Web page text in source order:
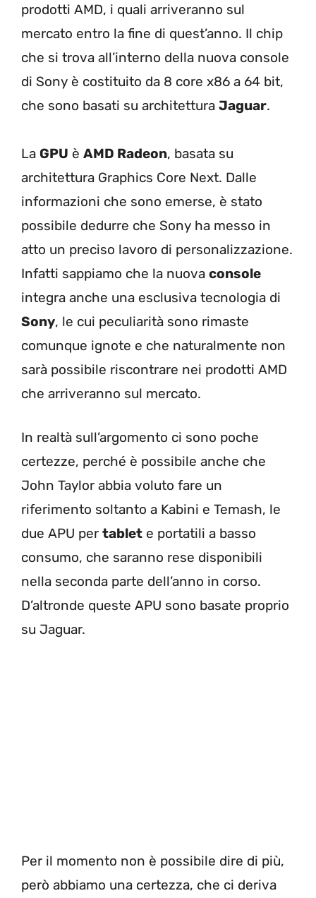
prodotti AMD, i quali arriveranno sul
mercato entro la fine di quest’anno. Il chip
che si trova all’interno della nuova console
di Sony è costituito da 8 core x86 a 64 bit,
che sono basati su architettura Jaguar.
La GPU è AMD Radeon, basata su
architettura Graphics Core Next. Dalle
informazioni che sono emerse, è stato
possibile dedurre che Sony ha messo in
atto un preciso lavoro di personalizzazione.
Infatti sappiamo che la nuova console
integra anche una esclusiva tecnologia di
Sony, le cui peculiarità sono rimaste
comunque ignote e che naturalmente non
sarà possibile riscontrare nei prodotti AMD
che arriveranno sul mercato.
In realtà sull’argomento ci sono poche
certezze, perché è possibile anche che
John Taylor abbia voluto fare un
riferimento soltanto a Kabini e Temash, le
due APU per tablet e portatili a basso
consumo, che saranno rese disponibili
nella seconda parte dell’anno in corso.
D’altronde queste APU sono basate proprio
su Jaguar.
Per il momento non è possibile dire di più,
però abbiamo una certezza, che ci deriva